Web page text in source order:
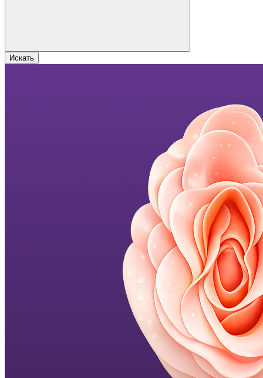
Искать